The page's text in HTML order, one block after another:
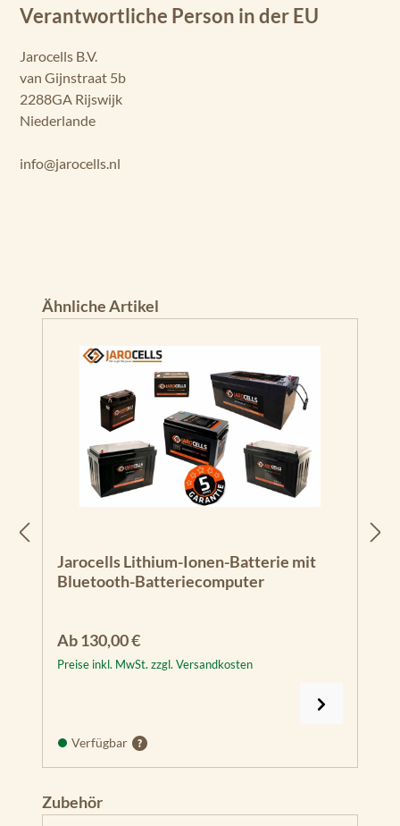
Verantwortliche Person in der EU
Jarocells B.V.
van Gijnstraat 5b
2288GA Rijswijk
Niederlande
info@jarocells.nl
Produktgalerie überspringen
Ähnliche Artikel
Jarocells Lithium-Ionen-Batterie mit
Bluetooth-Batteriecomputer
Regulärer Preis:
Ab130,00 €
Preise inkl. MwSt. zzgl. Versandkosten
Verfügbar
Produktgalerie überspringen
Zubehör